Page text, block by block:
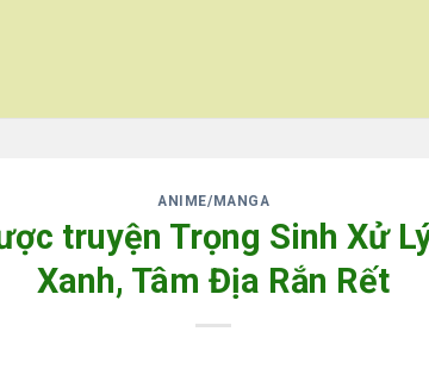
ANIME/MANGA
truyện Trọng Sinh Xử
Xanh, Tâm Địa Rắn Rết